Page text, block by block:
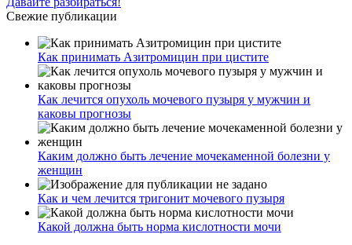
Свежие публикации
Как принимать Азитромицин при цистите
Как лечится опухоль мочевого пузыря у мужчин и
каковы прогнозы
Каким должно быть лечение мочекаменной болезни у
женщин
Как и чем лечится тригонит мочевого пузыря
Какой должна быть норма кислотности мочи